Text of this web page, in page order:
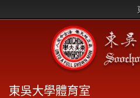
東吳大學體育室